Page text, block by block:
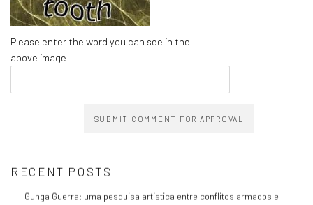
Please enter the word you can see in the
above image
SUBMIT COMMENT FOR APPROVAL
RECENT POSTS
Gunga Guerra: uma pesquisa artística entre conflitos armados e